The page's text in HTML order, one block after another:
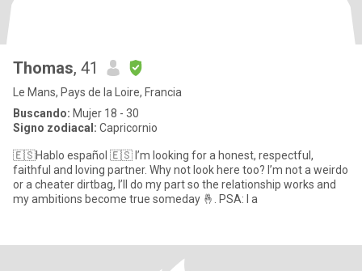
Thomas, 41
Le Mans, Pays de la Loire, Francia
Buscando: Mujer 18 - 30
Signo zodiacal: Capricornio
🇪🇸Hablo español 🇪🇸 I’m looking for a honest, respectful,
faithful and loving partner. Why not look here too? I’m not a weirdo
or a cheater dirtbag, I’ll do my part so the relationship works and
my ambitions become true someday 🤞. PSA: I a